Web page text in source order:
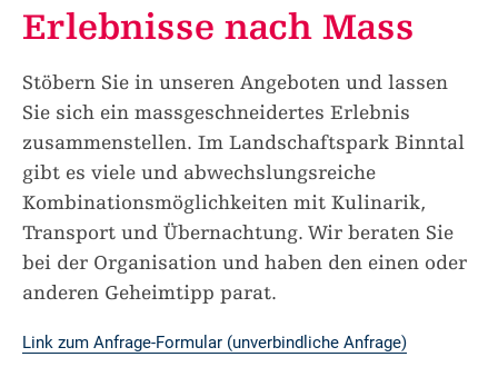
Erlebnisse nach Mass
Stöbern Sie in unseren Angeboten und lassen
Sie sich ein massgeschneidertes Erlebnis
zusammenstellen. Im Landschaftspark Binntal
gibt es viele und abwechslungsreiche
Kombinationsmöglichkeiten mit Kulinarik,
Transport und Übernachtung. Wir beraten Sie
bei der Organisation und haben den einen oder
anderen Geheimtipp parat.
Link zum Anfrage-Formular (unverbindliche Anfrage)